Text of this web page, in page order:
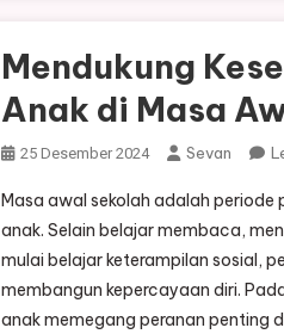
Mendukung
Anak di Masa
25 Desember 2024 Sevan
Masa awal sekolah adalah
anak. Selain belajar membaca,
mulai belajar keterampilan sosial,
membangun kepercayaan diri.
anak memegang peranan penting